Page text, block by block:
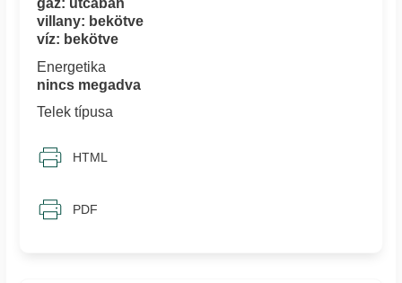
gáz: utcában
villany: bekötve
víz: bekötve
Energetika
nincs megadva
Telek típusa
HTML
PDF